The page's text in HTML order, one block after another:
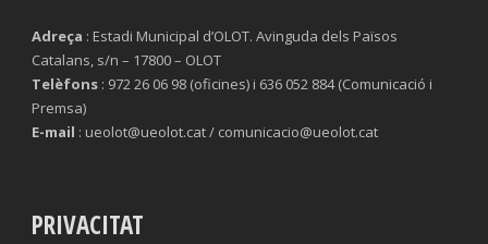
Adreça : Estadi Municipal d’OLOT. Avinguda dels Països
Catalans, s/n – 17800 – OLOT
Telèfons : 972 26 06 98 (oficines) i 636 052 884 (Comunicació i
Premsa)
E-mail : ueolot@ueolot.cat / comunicacio@ueolot.cat
PRIVACITAT